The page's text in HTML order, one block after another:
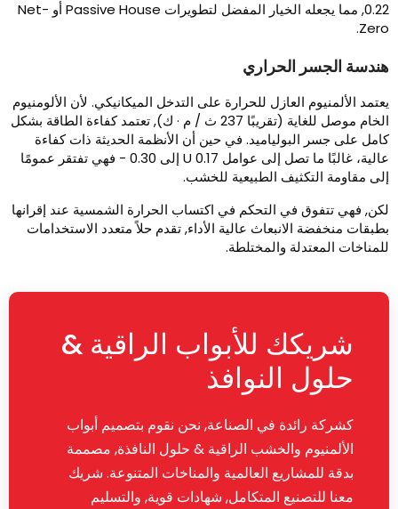
0.22, مما يجعله الخيار المفضل لتطويرات Passive House أو Net-
الجسر الحراري
الألمنيوم العازل للحرارة على التدخل الميكانيكي. لأن الألومنيوم
الخام موصل للغاية (تقريبًا 237 ث / م · ك), تعتمد كفاءة الطاقة بشكل
على جسر البولياميد. في حين أن الأنظمة الحديثة ذات كفاءة
عالية، غالبًا ما تصل إلى عوامل U 0.17 إلى 0.30 - فهي تفتقر عمومًا
مقاومة التكثيف الطبيعية للخشب.
فهي تتفوق في التحكم في اكتساب الحرارة الشمسية عند إقرانها
منخفضة الانبعاث عالية الأداء, تقدم حلاً متعدد الاستخدامات
المعتدلة والمختلطة.
شريكك للأبواب الراقية &
حلول النوافذ
كشركة رائدة في الصناعة, نحن نقوم بتصميم أبواب
الألمنيوم والخشب الراقية & حلول النافذة, مصممة
بدقة للمشاريع العالمية والمناخات المتنوعة. شريك
معنا للتصنيع المتكامل, شهادات قوية, والتسليم